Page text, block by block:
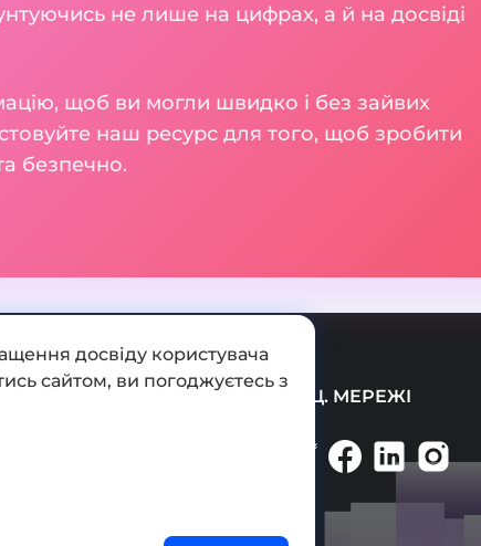
не лише на цифрах, а й на досвіді
щоб ви могли швидко і без зайвих
наш ресурс для того, щоб зробити
безпечно.
обмінник СОЦ. МЕРЕЖІ
досвіду користувача
сайтом, ви погоджуєтесь з